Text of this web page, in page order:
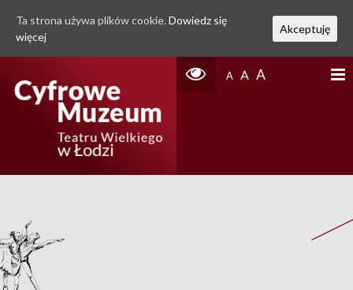
A A A
Ta strona używa plików cookie. Dowiedz się
więcej
Akceptuję